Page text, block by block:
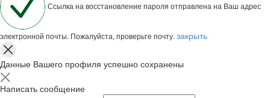
Ссылка на восстановление пароля отправлена на Ваш адрес
электронной почты. Пожалуйста, проверьте почту. закрыть
Данные Вашего профиля успешно сохранены
Написать сообщение